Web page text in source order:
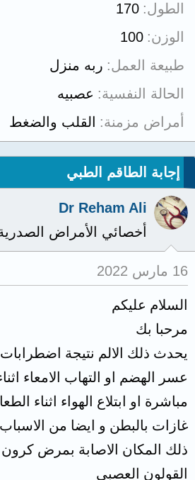
الطول 170
الوزن 100
طبيعة العمل ربه منزل
الحالة النفسية
عصبيه
أمراض مزمنة
القلب والضغط
إجابة الطاقم الطبي
Dr Reham Ali
أخصائي الأمراض
16 مارس 2022
السلام عليكم
مرحبا بك
يحدث ذلك الالم نتيجة
عسر الهضم او التهاب الامعاء
مباشرة او ابتلاع الهواء اثناء
غازات بالبطن و ايضا من
ذلك المكان الاصابة بمرض كرون
القولون العصبى